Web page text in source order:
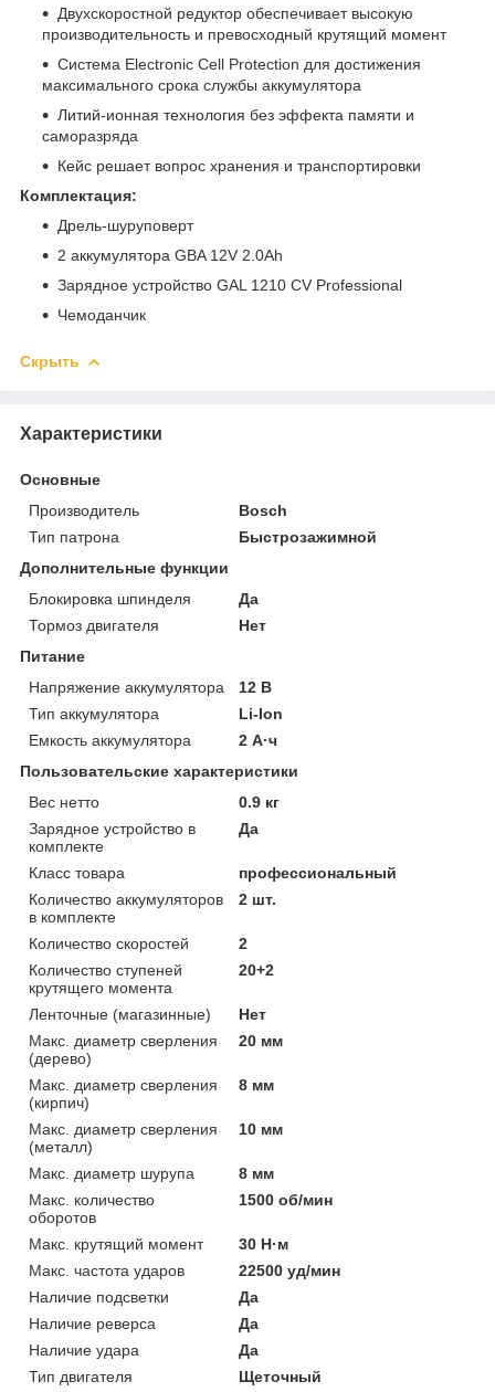
Двухскоростной редуктор обеспечивает высокую
производительность и превосходный крутящий момент
Система Electronic Cell Protection для достижения
максимального срока службы аккумулятора
Литий-ионная технология без эффекта памяти и
саморазряда
Кейс решает вопрос хранения и транспортировки
Комплектация:
Дрель-шуруповерт
2 аккумулятора GBA 12V 2.0Ah
Зарядное устройство GAL 1210 CV Professional
Чемоданчик
Скрыть
Характеристики
Основные
Производитель
Bosch
Тип патрона
Быстрозажимной
Дополнительные функции
Блокировка шпинделя
Да
Тормоз двигателя
Нет
Питание
Напряжение аккумулятора
12 В
Тип аккумулятора
Li-Ion
Емкость аккумулятора
2 А·ч
Пользовательские характеристики
Вес нетто
0.9 кг
Зарядное устройство в
комплекте
Да
Класс товара
профессиональный
Количество аккумуляторов
в комплекте
2 шт.
Количество скоростей
2
Количество ступеней
крутящего момента
20+2
Ленточные (магазинные)
Нет
Макс. диаметр сверления
(дерево)
20 мм
Макс. диаметр сверления
(кирпич)
8 мм
Макс. диаметр сверления
(металл)
10 мм
Макс. диаметр шурупа
8 мм
Макс. количество
оборотов
1500 об/мин
Макс. крутящий момент
30 Н·м
Макс. частота ударов
22500 уд/мин
Наличие подсветки
Да
Наличие реверса
Да
Наличие удара
Да
Тип двигателя
Щеточный